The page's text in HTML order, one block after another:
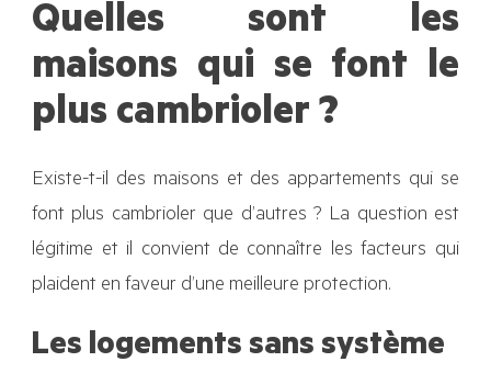
Quelles sont les
maisons qui se font le
plus cambrioler ?
Existe-t-il des maisons et des appartements qui se
font plus cambrioler que d’autres ? La question est
légitime et il convient de connaître les facteurs qui
plaident en faveur d’une meilleure protection.
Les logements sans système